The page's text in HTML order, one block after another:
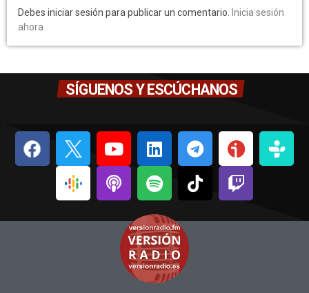
Debes iniciar sesión para publicar un comentario. Inicia sesión
ahora
SÍGUENOS Y ESCÚCHANOS